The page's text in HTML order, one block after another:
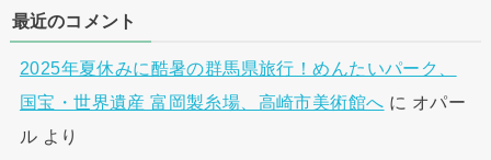
最近のコメント
2025年夏休みに酷暑の群馬県旅行！めんたいパーク、
国宝・世界遺産 富岡製糸場、高崎市美術館へ に オパー
ル より